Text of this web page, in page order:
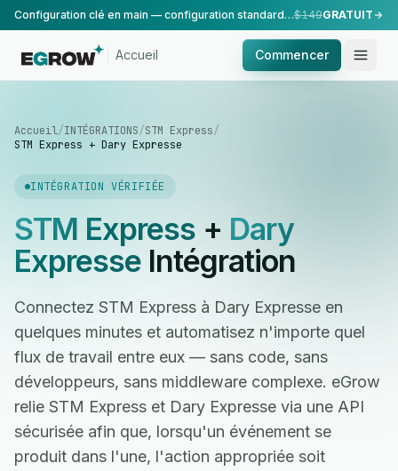
Configuration clé en main — configuration standard, réalisée par notre équipe.$149GRATUIT
Accueil Commencer
Accueil/INTÉGRATIONS/STM Express/
STM Express + Dary Expresse
INTÉGRATION VÉRIFIÉE
STM Express+ Dary
ExpresseIntégration
Connectez STM Express à Dary Expresse en
quelques minutes et automatisez n'importe quel
flux de travail entre eux — sans code, sans
développeurs, sans middleware complexe. eGrow
relie STM Express et Dary Expresse via une API
sécurisée afin que, lorsqu'un événement se
produit dans l'une, l'action appropriée soit